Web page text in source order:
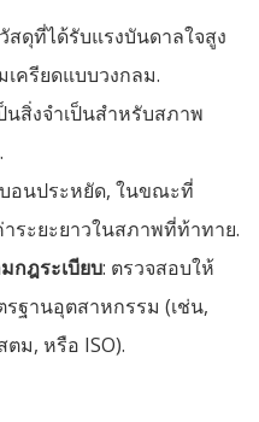
สดุที่ได้รับแรงบันดาลใจสูง
ครียดแบบวงกลม.
นสิ่งจำเป็นสำหรับสภาพ
อนประหยัด, ในขณะที่
ระยะยาวในสภาพที่ท้าทาย.
กฎระเบียบ: ตรวจสอบให้
ฐานอุตสาหกรรม (เช่น,
ม, หรือ ISO).